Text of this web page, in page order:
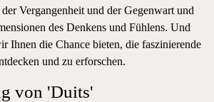
Vergangenheit und der Gegenwart und
des Denkens und Fühlens. Und
Ihnen die Chance bieten, die faszinierende
und zu erforschen.
von 'Duits'